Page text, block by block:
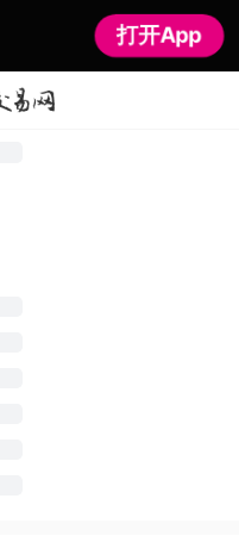
打开App
打开App